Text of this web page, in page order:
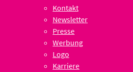
Kontakt
Newsletter
Presse
Werbung
Logo
Karriere